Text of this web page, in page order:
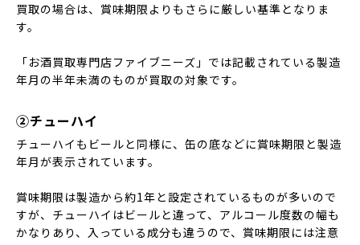
買取の場合は、賞味期限よりもさらに厳しい基準となりま
す。
「お酒買取専門店ファイブニーズ」では記載されている製造
年月の半年未満のものが買取の対象です。
②チューハイ
チューハイもビールと同様に、缶の底などに賞味期限と製造
年月が表示されています。
賞味期限は製造から約1年と設定されているものが多いので
すが、チューハイはビールと違って、アルコール度数の幅も
かなりあり、入っている成分も違うので、賞味期限には注意